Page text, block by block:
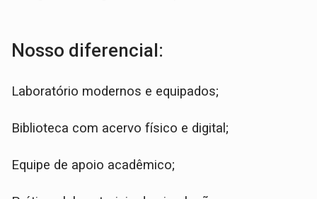
Nosso diferencial:
Laboratório modernos e equipados;
Biblioteca com acervo físico e digital;
Equipe de apoio acadêmico;